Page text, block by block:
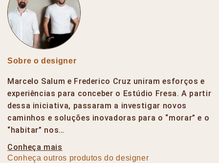
Sobre o designer
Marcelo Salum e Frederico Cruz uniram esforços e
experiências para conceber o Estúdio Fresa. A partir
dessa iniciativa, passaram a investigar novos
caminhos e soluções inovadoras para o “morar” e o
“habitar” nos…
Conheça mais
Conheça outros produtos do designer